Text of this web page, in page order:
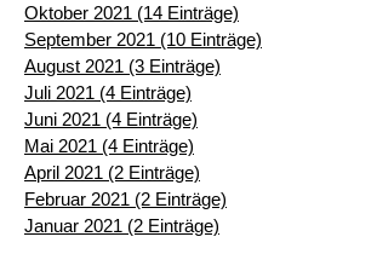
Oktober 2021 (14 Einträge)
September 2021 (10 Einträge)
August 2021 (3 Einträge)
Juli 2021 (4 Einträge)
Juni 2021 (4 Einträge)
Mai 2021 (4 Einträge)
April 2021 (2 Einträge)
Februar 2021 (2 Einträge)
Januar 2021 (2 Einträge)